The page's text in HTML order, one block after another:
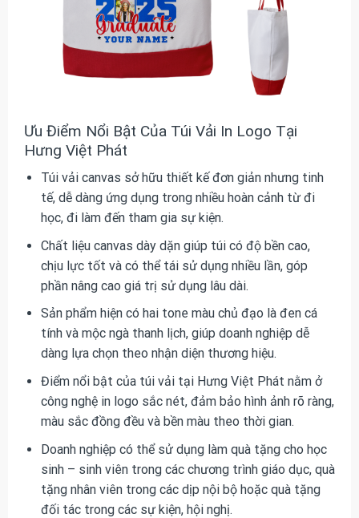
Ưu Điểm Nổi Bật Của Túi Vải In Logo Tại
Hưng Việt Phát
Túi vải canvas sở hữu thiết kế đơn giản nhưng tinh
tế, dễ dàng ứng dụng trong nhiều hoàn cảnh từ đi
học, đi làm đến tham gia sự kiện.
Chất liệu canvas dày dặn giúp túi có độ bền cao,
chịu lực tốt và có thể tái sử dụng nhiều lần, góp
phần nâng cao giá trị sử dụng lâu dài.
Sản phẩm hiện có hai tone màu chủ đạo là đen cá
tính và mộc ngà thanh lịch, giúp doanh nghiệp dễ
dàng lựa chọn theo nhận diện thương hiệu.
Điểm nổi bật của túi vải tại Hưng Việt Phát nằm ở
công nghệ in logo sắc nét, đảm bảo hình ảnh rõ ràng,
màu sắc đồng đều và bền màu theo thời gian.
Doanh nghiệp có thể sử dụng làm quà tặng cho học
sinh – sinh viên trong các chương trình giáo dục, quà
tặng nhân viên trong các dịp nội bộ hoặc quà tặng
đối tác trong các sự kiện, hội nghị.